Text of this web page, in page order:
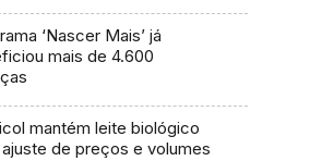
‘Nascer Mais’ já
mais de 4.600
mantém leite biológico
de preços e volumes